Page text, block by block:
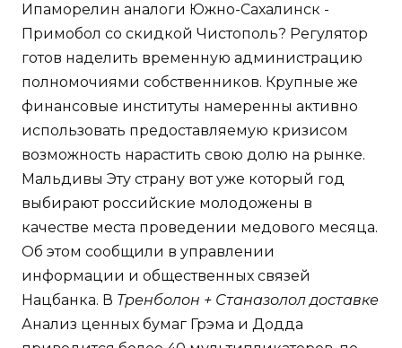
Ипаморелин аналоги Южно-Сахалинск -
Примобол со скидкой Чистополь? Регулятор
готов наделить временную администрацию
полномочиями собственников. Крупные же
финансовые институты намеренны активно
использовать предоставляемую кризисом
возможность нарастить свою долю на рынке.
Мальдивы Эту страну вот уже который год
выбирают российские молодожены в
качестве места проведении медового месяца.
Об этом сообщили в управлении
информации и общественных связей
Нацбанка. В Тренболон + Станазолол доставке
Анализ ценных бумаг Грэма и Додда